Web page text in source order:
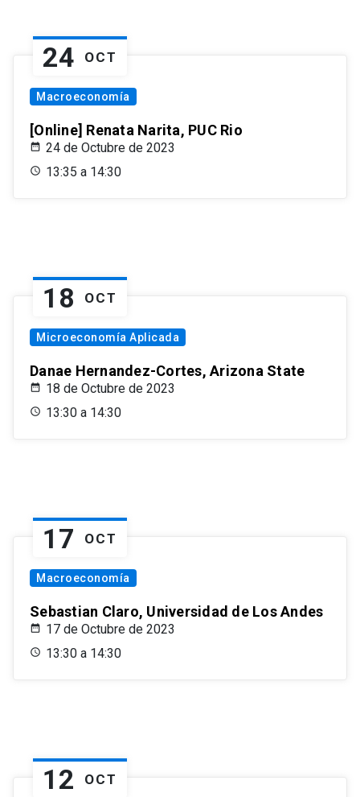
24 OCT
Macroeconomía
[Online] Renata Narita, PUC Rio
24 de Octubre de 2023
13:35 a 14:30
18 OCT
Microeconomía Aplicada
Danae Hernandez-Cortes, Arizona State
18 de Octubre de 2023
13:30 a 14:30
17 OCT
Macroeconomía
Sebastian Claro, Universidad de Los Andes
17 de Octubre de 2023
13:30 a 14:30
12 OCT